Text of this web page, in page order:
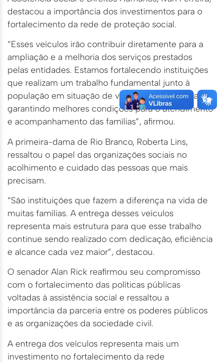
destacou a importância dos investimentos para o
fortalecimento da rede de proteção social.
“Esses veículos irão contribuir diretamente para a
ampliação e a melhoria dos serviços prestados
pelas entidades. Estamos fortalecendo instituições
que realizam um trabalho fundamental junto à
população em situação de vulnerabilidade social,
garantindo melhores condições para o atendimento
e acompanhamento das famílias”, afirmou.
A primeira-dama de Rio Branco, Roberta Lins,
ressaltou o papel das organizações sociais no
acolhimento e cuidado das pessoas que mais
precisam.
“São instituições que fazem a diferença na vida de
muitas famílias. A entrega desses veículos
representa mais estrutura para que esse trabalho
continue sendo realizado com dedicação, eficiência
e alcance cada vez maior”, destacou.
O senador Alan Rick reafirmou seu compromisso
com o fortalecimento das políticas públicas
voltadas à assistência social e ressaltou a
importância da parceria entre os poderes públicos
e as organizações da sociedade civil.
A entrega dos veículos representa mais um
investimento no fortalecimento da rede